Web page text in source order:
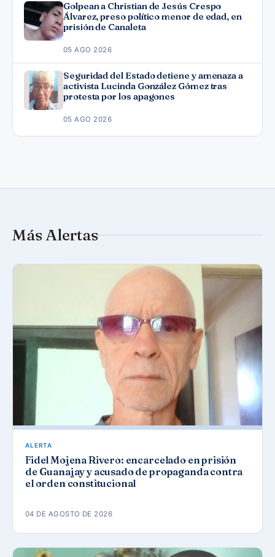
Golpean a Christian de Jesús Crespo
Álvarez, preso político menor de edad, en
prisión de Canaleta
05 AGO 2026
Seguridad del Estado detiene y amenaza a
activista Lucinda González Gómez tras
protesta por los apagones
05 AGO 2026
Más Alertas
ALERTA
Fidel Mojena Rivero: encarcelado en prisión
de Guanajay y acusado de propaganda contra
el orden constitucional
04 DE AGOSTO DE 2026